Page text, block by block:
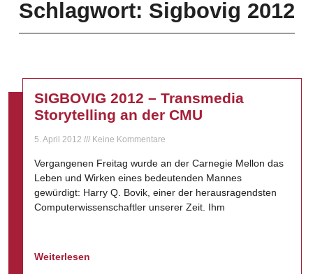
Schlagwort: Sigbovig 2012
SIGBOVIG 2012 – Transmedia
Storytelling an der CMU
5. April 2012 Keine Kommentare
Vergangenen Freitag wurde an der Carnegie Mellon das
Leben und Wirken eines bedeutenden Mannes
gewürdigt: Harry Q. Bovik, einer der herausragendsten
Computerwissenschaftler unserer Zeit. Ihm
Weiterlesen